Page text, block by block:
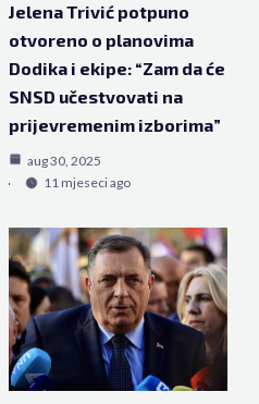
Jelena Trivić potpuno
otvoreno o planovima
Dodika i ekipe: “Zam da će
SNSD učestvovati na
prijevremenim izborima”
aug 30, 2025
11 mjeseci ago